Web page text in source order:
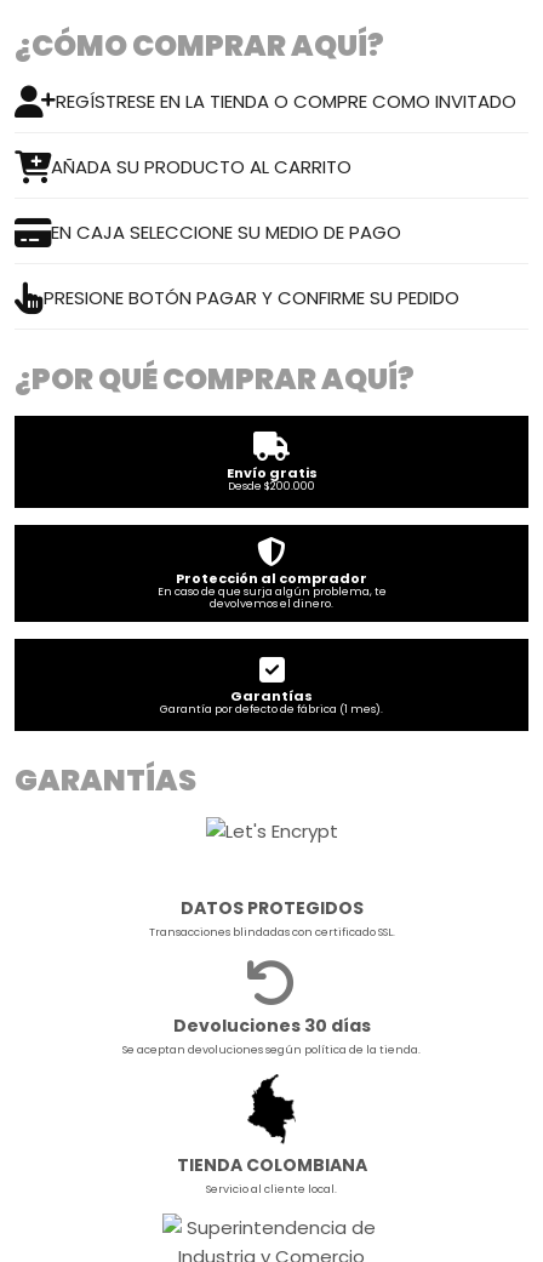
¿CÓMO COMPRAR AQUÍ?
REGÍSTRESE EN LA TIENDA O COMPRE COMO INVITADO
AÑADA SU PRODUCTO AL CARRITO
EN CAJA SELECCIONE SU MEDIO DE PAGO
PRESIONE BOTÓN PAGAR Y CONFIRME SU PEDIDO
¿POR QUÉ COMPRAR AQUÍ?
Envío gratis
Desde $200.000
Protección al comprador
En caso de que surja algún problema, te
devolvemos el dinero.
Garantías
Garantía por defecto de fábrica (1 mes).
GARANTÍAS
DATOS PROTEGIDOS
Transacciones blindadas con certificado SSL.
Devoluciones 30 días
Se aceptan devoluciones según política de la tienda.
TIENDA COLOMBIANA
Servicio al cliente local.